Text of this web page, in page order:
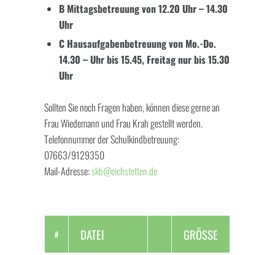
B Mittagsbetreuung von 12.20 Uhr – 14.30
Uhr
C Hausaufgabenbetreuung von Mo.-Do.
14.30 – Uhr bis 15.45, Freitag nur bis 15.30
Uhr
Sollten Sie noch Fragen haben, können diese gerne an
Frau Wiedemann und Frau Krah gestellt werden.
Telefonnummer der Schulkindbetreuung:
07663/9129350
Mail-Adresse:skb@eichstetten.de
# DATEI GRÖSSE